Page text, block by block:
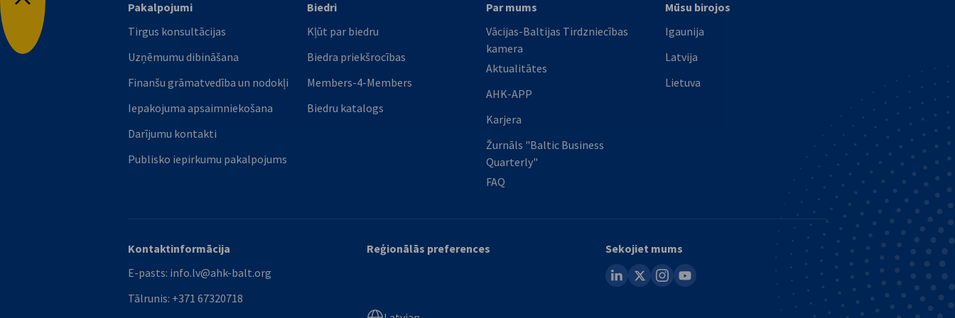
Atpakaļ uz augšu
Pakalpojumi
Tirgus konsultācijas
Uzņēmumu dibināšana
Finanšu grāmatvedība un nodokļi
Iepakojuma apsaimniekošana
Darījumu kontakti
Publisko iepirkumu pakalpojums
Biedri
Kļūt par biedru
Biedra priekšrocības
Members-4-Members
Biedru katalogs
Par mums
Vācijas-Baltijas Tirdzniecības
kamera
Aktualitātes
AHK-APP
Karjera
Žurnāls "Baltic Business
Quarterly"
FAQ
Mūsu birojos
Igaunija
Latvija
Lietuva
Kontaktinformācija
E-pasts: info.lv@ahk-balt.org
Tālrunis: +371 67320718
Reģionālās preferences
Sekojiet mums
linkedin
instagram
youtube